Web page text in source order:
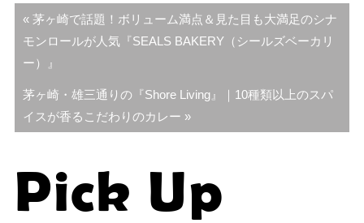
« 茅ヶ崎で話題！ボリューム満点＆見た目も大満足のシナ
モンロールが人気『SEALS BAKERY（シールズベーカリ
ー）』
茅ヶ崎・雄三通りの『Shore Living』｜10種類以上のスパ
イスが香るこだわりのカレー »
Pick Up